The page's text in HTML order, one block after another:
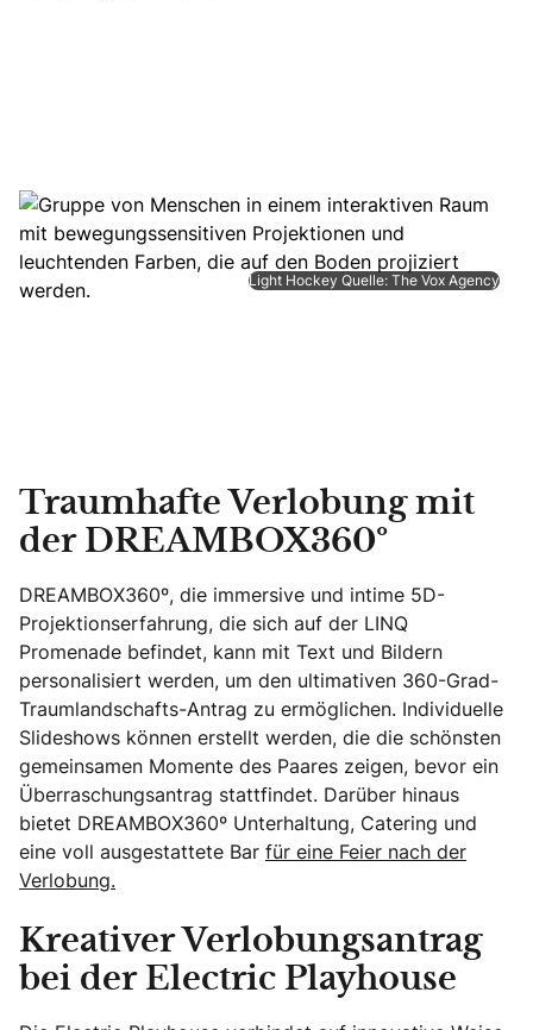
Light Hockey Quelle: The Vox Agency
Traumhafte Verlobung mit
der DREAMBOX360º
DREAMBOX360º, die immersive und intime 5D-
Projektionserfahrung, die sich auf der LINQ
Promenade befindet, kann mit Text und Bildern
personalisiert werden, um den ultimativen 360-Grad-
Traumlandschafts-Antrag zu ermöglichen. Individuelle
Slideshows können erstellt werden, die die schönsten
gemeinsamen Momente des Paares zeigen, bevor ein
Überraschungsantrag stattfindet. Darüber hinaus
bietet DREAMBOX360º Unterhaltung, Catering und
eine voll ausgestattete Bar für eine Feier nach der
Verlobung.
Kreativer Verlobungsantrag
bei der Electric Playhouse